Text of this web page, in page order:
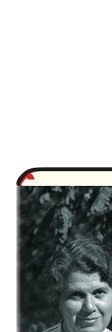
Das
Zur